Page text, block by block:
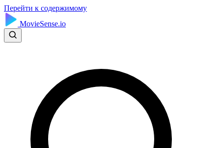
Перейти к содержимому
MovieSense.io